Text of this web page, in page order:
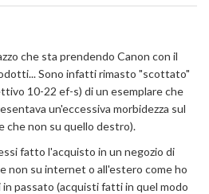
che sta prendendo Canon con il
Sono infatti rimasto "scottato"
10-22 ef-s) di un esemplare che
un'eccessiva morbidezza sul
che non su quello destro).
fatto l'acquisto in un negozio di
non su internet o all'estero come ho
passato (acquisti fatti in quel modo